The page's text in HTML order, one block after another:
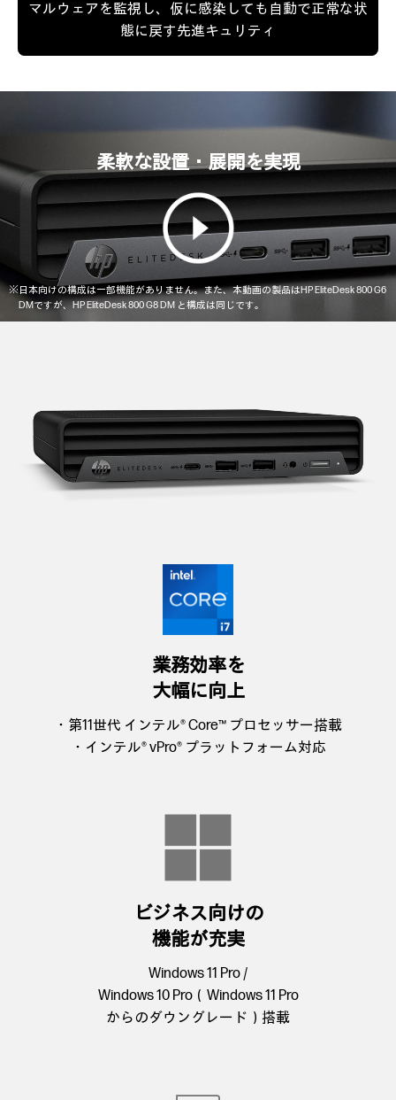
マルウェアを監視し、仮に感染しても自動で正常な状
態に戻す先進キュリティ
柔軟な設置・展開を実現
※日本向けの構成は一部機能がありません。また、本動画の製品はHP EliteDesk 800 G6
DMですが、HP EliteDesk 800 G8 DM と構成は同じです。
業務効率を
大幅に向上
・第11世代 インテル® Core™ プロセッサー搭載
・インテル® vPro® プラットフォーム対応
ビジネス向けの
機能が充実
Windows 11 Pro /
Windows 10 Pro（Windows 11 Pro
からのダウングレード）搭載